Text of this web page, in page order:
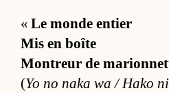
« Le monde en­tier
Mis en boîte
Mon­treur de
(Yo no naka wa / Hako